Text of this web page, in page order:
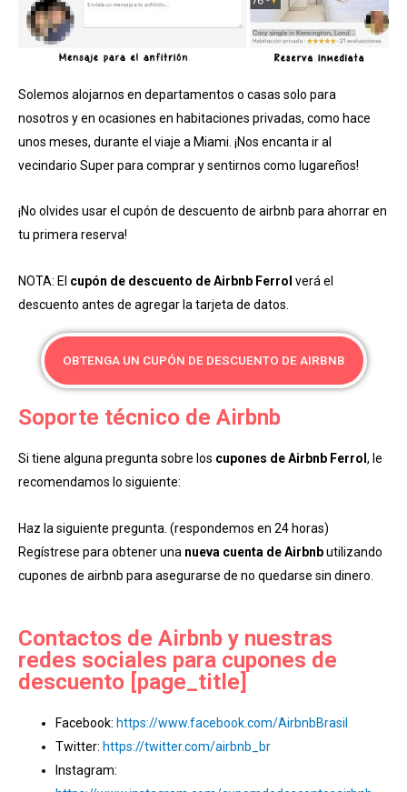
Solemos alojarnos en departamentos o casas solo para
nosotros y en ocasiones en habitaciones privadas, como hace
unos meses, durante el viaje a Miami. ¡Nos encanta ir al
vecindario Super para comprar y sentirnos como lugareños!
¡No olvides usar el cupón de descuento de airbnb para ahorrar en
tu primera reserva!
NOTA: El cupón de descuento de Airbnb Ferrol verá el
descuento antes de agregar la tarjeta de datos.
OBTENGA UN CUPÓN DE DESCUENTO DE AIRBNB
Soporte técnico de Airbnb
Si tiene alguna pregunta sobre los cupones de Airbnb Ferrol , le
recomendamos lo siguiente:
Haz la siguiente pregunta. (respondemos en 24 horas)
Regístrese para obtener una nueva cuenta de Airbnbutilizando
cupones de airbnb para asegurarse de no quedarse sin dinero.
Contactos de Airbnb y nuestras
redes sociales para cupones de
descuento [page_title]
Facebook: https://www.facebook.com/AirbnbBrasil
Twitter: https://twitter.com/airbnb_br
Instagram: